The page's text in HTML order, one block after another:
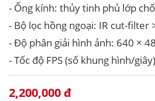
- Ống kính: thủy tinh phủ lớp
- Bộ lọc hồng ngoại: IR cut-filter
- Độ phân giải hình ảnh: 640 ×
- Tốc độ FPS (số khung hình/
2,200,000 đ